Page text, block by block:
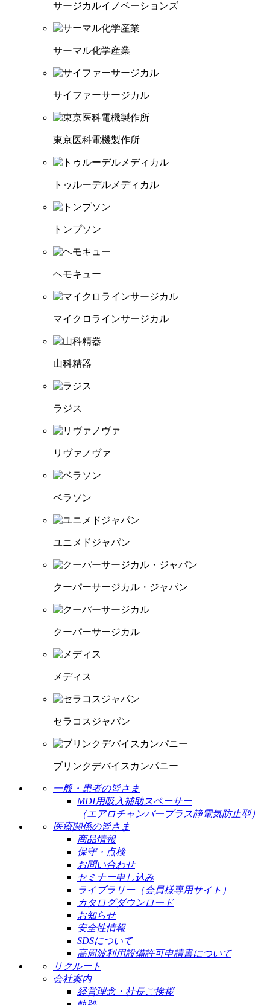
サージカルイノベーションズ
サーマル化学産業
サイファーサージカル
東京医科電機製作所
トゥルーデルメディカル
トンプソン
ヘモキュー
マイクロラインサージカル
山科精器
ラジス
リヴァノヴァ
ベラソン
ユニメドジャパン
クーパーサージカル・ジャパン
クーパーサージカル
メディス
セラコスジャパン
ブリンクデバイスカンパニー
一般・患者の皆さま
MDI用吸入補助スペーサー
（エアロチャンバープラス静電気防止型）
医療関係の皆さま
商品情報
保守・点検
お問い合わせ
セミナー申し込み
ライブラリー（会員様専用サイト）
カタログダウンロード
お知らせ
安全性情報
SDSについて
高周波利用設備許可申請書について
リクルート
会社案内
経営理念・社長ご挨拶